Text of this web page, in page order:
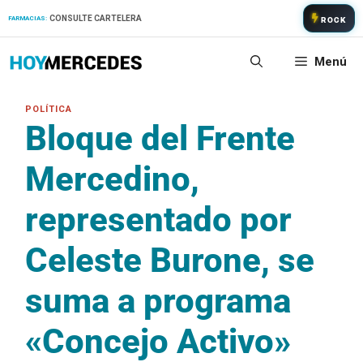
FARMACIAS: CONSULTE CARTELERA ROCK
Menú
Bloque del Frente
Mercedino,
representado por
Celeste Burone, se
suma a programa
«Concejo Activo»